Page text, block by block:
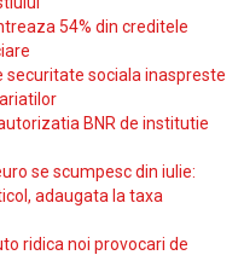
54% din creditele
securitate sociala inaspreste
BNR de institutie
se scumpesc din iulie:
adaugata la taxa
ridica noi provocari de